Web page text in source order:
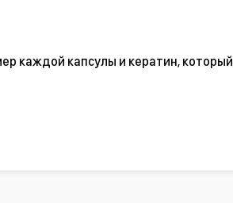
каждой капсулы и кератин, который